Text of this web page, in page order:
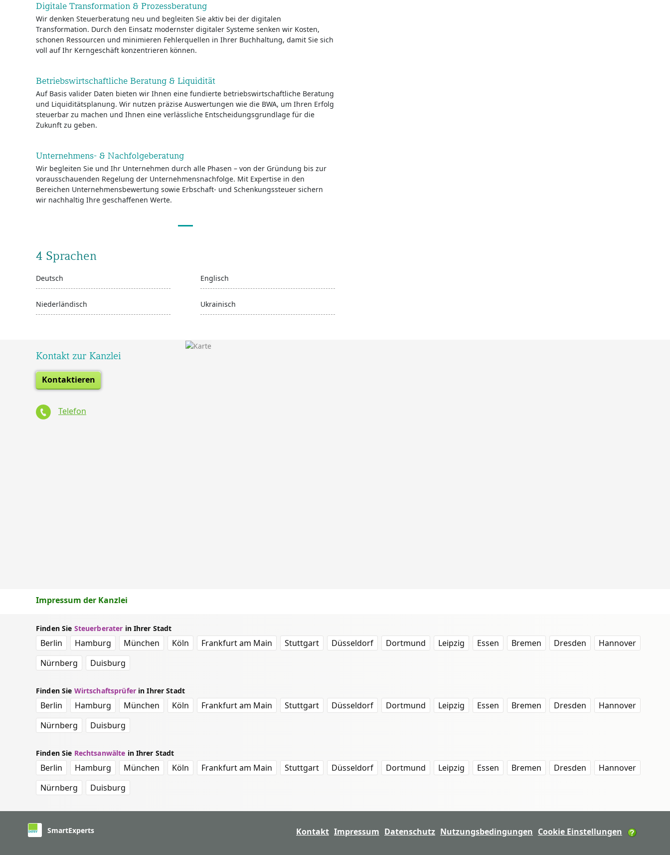
Digitale Transformation & Prozessberatung
Wir denken Steuerberatung neu und begleiten Sie aktiv bei der digitalen
Transformation. Durch den Einsatz modernster digitaler Systeme senken wir Kosten,
schonen Ressourcen und minimieren Fehlerquellen in Ihrer Buchhaltung, damit Sie sich
voll auf Ihr Kerngeschäft konzentrieren können.
Betriebswirtschaftliche Beratung & Liquidität
Auf Basis valider Daten bieten wir Ihnen eine fundierte betriebswirtschaftliche Beratung
und Liquiditätsplanung. Wir nutzen präzise Auswertungen wie die BWA, um Ihren Erfolg
steuerbar zu machen und Ihnen eine verlässliche Entscheidungsgrundlage für die
Zukunft zu geben.
Unternehmens- & Nachfolgeberatung
Wir begleiten Sie und Ihr Unternehmen durch alle Phasen – von der Gründung bis zur
vorausschauenden Regelung der Unternehmensnachfolge. Mit Expertise in den
Bereichen Unternehmensbewertung sowie Erbschaft- und Schenkungssteuer sichern
wir nachhaltig Ihre geschaffenen Werte.
4 Sprachen
Deutsch Englisch
Niederländisch Ukrainisch
Kontakt zur Kanzlei
Kontaktieren
Telefon
Impressum der Kanzlei
Finden Sie Steuerberater in Ihrer Stadt
Berlin Hamburg München Köln Frankfurt am Main Stuttgart Düsseldorf Dortmund Leipzig Essen Bremen Dresden
Hannover
Nürnberg
Duisburg
Finden Sie Wirtschaftsprüferin Ihrer Stadt
Berlin Hamburg München Köln Frankfurt am Main Stuttgart Düsseldorf Dortmund Leipzig Essen Bremen Dresden
Hannover
Nürnberg
Duisburg
Finden Sie Rechtsanwälte in Ihrer Stadt
Berlin Hamburg München Köln Frankfurt am Main Stuttgart Düsseldorf Dortmund Leipzig Essen Bremen Dresden
Hannover
Nürnberg
Duisburg
SmartExperts Kontakt Impressum Datenschutz Nutzungsbedingungen Cookie Einstellungen